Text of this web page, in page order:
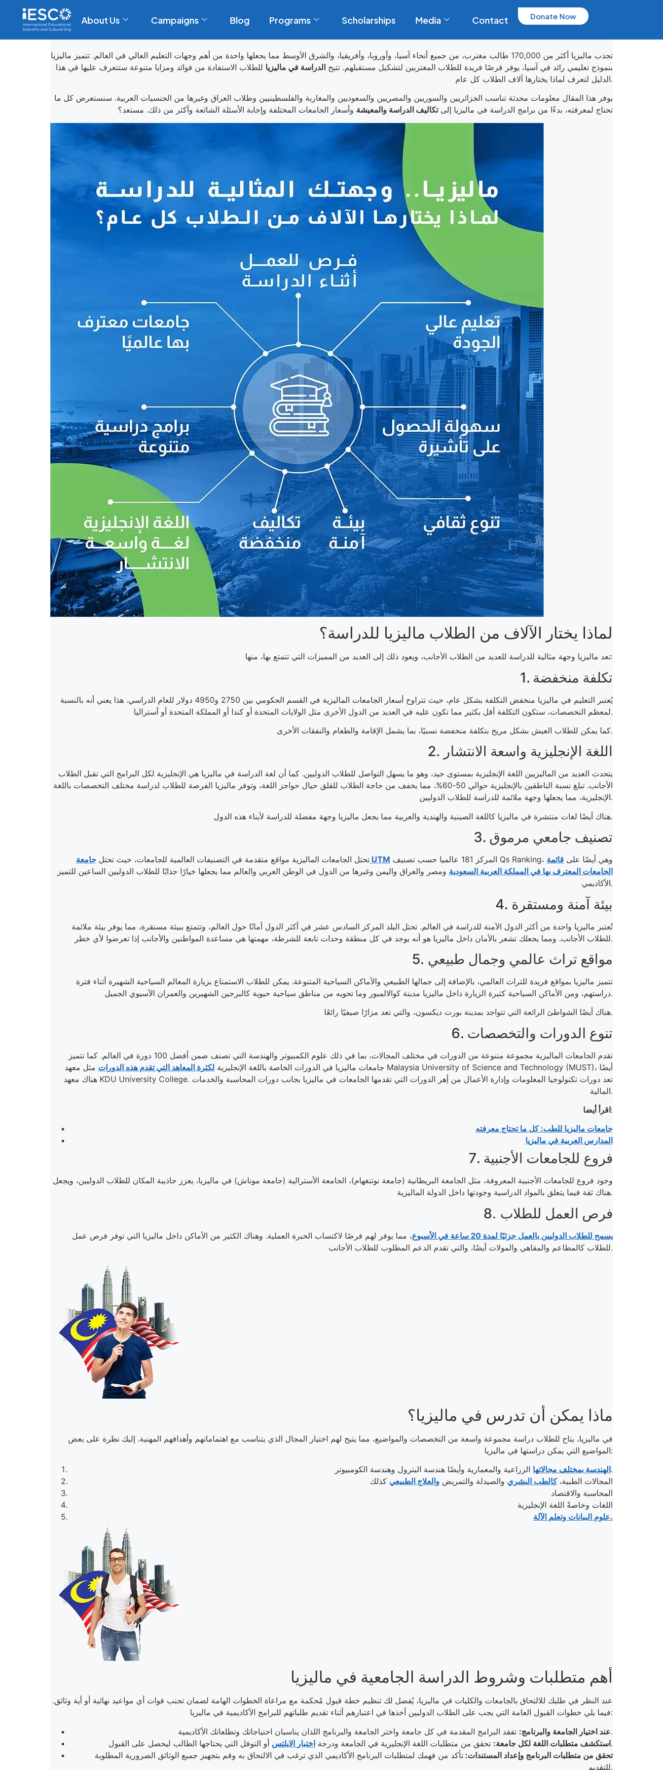
About Us Campaigns Blog Programs Scholarships Media Contact Donate Now
تجذب ماليزيا أكثر من 170,000 طالب مغترب، من جميع أنحاء آسيا، وأوروبا، وأفريقيا، والشرق الأوسط مما يجعلها واحدة من أهم وجهات التعليم العالي في العالم. تتميز ماليزيا
بنموذج تعليمي رائد في آسيا، يوفر فرصًا فريدة للطلاب المغتربين لتشكيل مستقبلهم. تتيح الدراسة في ماليزيا للطلاب الاستفادة من فوائد ومزايا متنوعة ستتعرف عليها في هذا
الدليل لتعرف لماذا يختارها آلاف الطلاب كل عام.
يوفر هذا المقال معلومات محدثة تناسب الجزائريين والسوريين والمصريين والسعوديين والمغاربة والفلسطينيين وطلاب العراق وغيرها من الجنسيات العربية. سنستعرض كل ما
تحتاج لمعرفته، بدءًا من برامج الدراسة في ماليزيا إلىتكاليف الدراسة والمعيشة وأسعار الجامعات المختلفة وإجابة الأسئلة الشائعة وأكثر من ذلك. مستعد؟
لماذا يختار الآلاف من الطلاب ماليزيا للدراسة؟
تعد ماليزيا وجهة مثالية للدراسة للعديد من الطلاب الأجانب، ويعود ذلك إلى العديد من المميزات التي تتمتع بها، منها:
1. تكلفة منخفضة
يُعتبر التعليم في ماليزيا منخفض التكلفة بشكل عام، حيث تتراوح أسعار الجامعات الماليزية في القسم الحكومي بين 2750 و4950 دولار للعام الدراسي. هذا يعني أنه بالنسبة
لمعظم التخصصات، ستكون التكلفة أقل بكثير مما تكون عليه في العديد من الدول الأخرى مثل الولايات المتحدة أو كندا أو المملكة المتحدة أو أستراليا.
كما يمكن للطلاب العيش بشكل مريح بتكلفة منخفضة نسبيًا، بما يشمل الإقامة والطعام والنفقات الأخرى.
2. اللغة الإنجليزية واسعة الانتشار
الأجانب. تبلغ نسبة الناطقين بالإنجليزية حوالي 50-60%، مما يخفف من حاجة الطلاب للقلق حيال حواجز اللغة، وتوفر ماليزيا الفرصة للطلاب لدراسة مختلف التخصصات باللغة
الإنجليزية، مما يجعلها وجهة ملائمة للدراسة للطلاب الدوليين.
هناك أيضًا لغات منتشرة في ماليزيا كاللغة الصينية والهندية والعربية مما يجعل ماليزيا وجهة مفضلة للدراسة لأبناء هذه الدول.
3. تصنيف جامعي مرموق
تحتل الجامعات الماليزية مواقع متقدمة في التصنيفات العالمية للجامعات، حيث تحتل جامعة UTM المركز 181 عالميا حسب تصنيف Qs Ranking، وهي أيضًا على قائمة
الجامعات المعترف بها في المملكة العربية السعودية ومصر والعراق واليمن وغيرها من الدول في الوطن العربي والعالم مما يجعلها خيارًا جذابًا للطلاب الدوليين الساعين للتميز
الأكاديمي.
4. بيئة آمنة ومستقرة
تُعتبر ماليزيا واحدة من أكثر الدول الآمنة للدراسة في العالم. تحتل البلد المركز السادس عشر في أكثر الدول أمانًا حول العالم، وتتمتع ببيئة مستقرة، مما يوفر بيئة ملائمة
للطلاب الأجانب. ومما يجعلك تشعر بالأمان داخل ماليزيا هو أنه يوجد في كل منطقة وحدات تابعة للشرطة، مهمتها هي مساعدة المواطنين والأجانب إذا تعرضوا لأي خطر.
5. مواقع تراث عالمي وجمال طبيعي
تتميز ماليزيا بمواقع فريدة للتراث العالمي، بالإضافة إلى جمالها الطبيعي والأماكن السياحية المتنوعة. يمكن للطلاب الاستمتاع بزيارة المعالم السياحية الشهيرة أثناء فترة
دراستهم، ومن الأماكن السياحية كثيرة الزيارة داخل ماليزيا مدينة كوالالمبور وما تحويه من مناطق سياحية حيوية كالبرجين الشهيرين والعمران الآسيوي الجميل.
هناك أيضًا الشواطئ الرائعة التي تتواجد بمدينة بورت ديكسون، والتي تعد مزارًا صيفيًا رائعًا.
6. تنوع الدورات والتخصصات
تقدم الجامعات الماليزية مجموعة متنوعة من الدورات في مختلف المجالات، بما في ذلك علوم الكمبيوتر والهندسة التي تصنف ضمن أفضل 100 دورة في العالم. كما تتميز
جامعات ماليزيا في الدورات الخاصة باللغة الإنجليزية لكثرة المعاهد التي تقدم هذه الدورات مثل معهد Malaysia University of Science and Technology (MUST)، أيضًا
هناك معهد KDU University College. تعد دورات تكنولوجيا المعلومات وإدارة الأعمال من أِهر الدورات التي تقدمها الجامعات في ماليزيا بجانب دورات المحاسبة والخدمات
المالية.
اقرأ أيضا:
جامعات ماليزيا للطب: كل ما تحتاج معرفته
المدارس العربية في ماليزيا
7. فروع للجامعات الأجنبية
وجود فروع للجامعات الأجنبية المعروفة، مثل الجامعة البريطانية (جامعة نوتنغهام)، الجامعة الأسترالية (جامعة موناش) في ماليزيا، يعزز جاذبية المكان للطلاب الدوليين، ويجعل
هناك ثقة فيما يتعلق بالمواد الدراسية وجودتها داخل الدولة الماليزية.
8. فرص العمل للطلاب
يسمح للطلاب الدوليين بالعمل جزئيًا لمدة 20 ساعة في الأسبوع
، مما يوفر لهم فرصًا لاكتساب الخبرة العملية. وهناك الكثير من الأماكن داخل ماليزيا التي توفر فرص عمل
للطلاب كالمطاعم والمقاهي والمولات أيضًا، والتي تقدم الدعم المطلوب للطلاب الأجانب.
ماذا يمكن أن تدرس في ماليزيا؟
في ماليزيا، يتاح للطلاب دراسة مجموعة واسعة من التخصصات والمواضيع، مما يتيح لهم اختيار المجال الذي يتناسب مع اهتماماتهم وأهدافهم المهنية. إليك نظرة على بعض
المواضيع التي يمكن دراستها في ماليزيا:
الهندسة بمختلف مجالاتهاالزراعية والمعمارية وأيضًا هندسة البترول وهندسة الكومبيوتر.
المجالات الطبية،كالطب البشري والصيدلة والتمريض والعلاج الطبيعي كذلك
المحاسبة والاقتصاد
اللغات وخاصةً اللغة الإنجليزية
علوم البيانات وتعلم الآلة.
أهم متطلبات وشروط الدراسة الجامعية في ماليزيا
عند النظر في طلبك للالتحاق بالجامعات والكليات في ماليزيا، يُفضل لك تنظيم خطة قبول مُحكمة مع مراعاة الخطوات الهامة لضمان تجنب فوات أي مواعيد نهائية أو أية وثائق.
فيما يلي خطوات القبول العامة التي يجب على الطلاب الدوليين أخذها في اعتبارهم أثناء تقديم طلباتهم للبرامج الأكاديمية في ماليزيا:
عند اختيار الجامعة والبرنامج:تفقد البرامج المقدمة في كل جامعة واختر الجامعة والبرنامج اللذان يناسبان احتياجاتك وتطلعاتك الأكاديمية.
استكشف متطلبات اللغة لكل جامعة: تحقق من متطلبات اللغة الإنجليزية في الجامعة ودرجة اختبار الايلتس
أو التوفل التي يحتاجها الطالب ليحصل على القبول.
تحقق من متطلبات البرنامج وإعداد المستندات: تأكد من فهمك لمتطلبات البرنامج الأكاديمي الذي ترغب في الالتحاق به وقم بتجهيز جميع الوثائق الضرورية المطلوبة
للتقديم.